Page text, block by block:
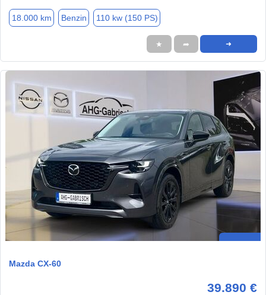
18.000 km Benzin 110 kw (150 PS)
★ ➦ ➜
Mazda CX-60
39.890 €